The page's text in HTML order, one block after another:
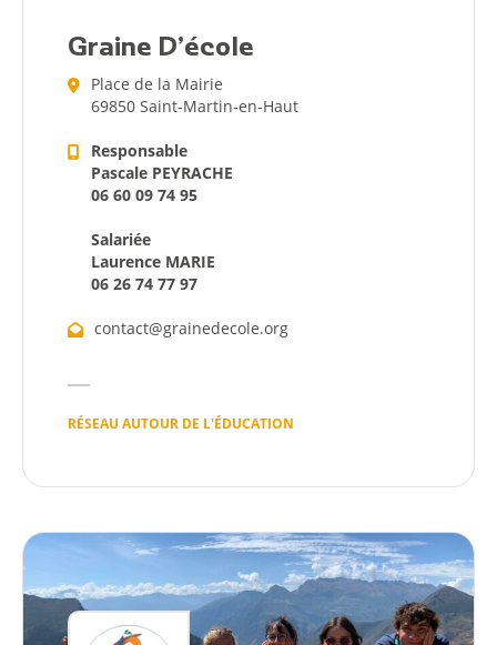
Graine D’école
Place de la Mairie
69850 Saint-Martin-en-Haut
Responsable
Pascale PEYRACHE
06 60 09 74 95
Salariée
Laurence MARIE
06 26 74 77 97
contact@grainedecole.org
RÉSEAU AUTOUR DE L'ÉDUCATION
Citoyen